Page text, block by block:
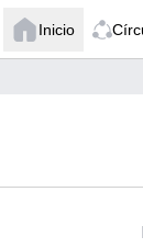
Inicio